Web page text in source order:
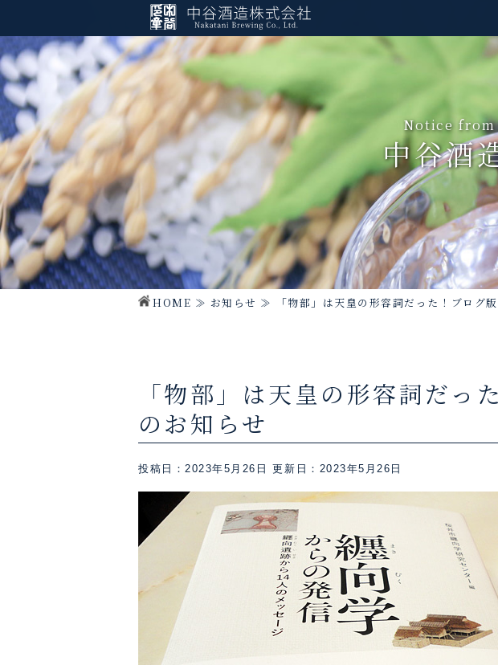
Notice from
中谷酒
HOME ≫ お知らせ ≫ 「物部」は天皇の形容詞だった！ブログ
「物部」は天皇の形容詞だっ
のお知らせ
投稿日：2023年5月26日 更新日：2023年5月26日